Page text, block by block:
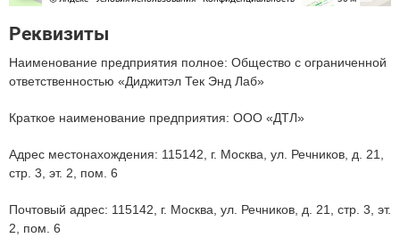
Реквизиты
Наименование предприятия полное: Общество с ограниченной
ответственностью «Диджитэл Тек Энд Лаб»
Краткое наименование предприятия: ООО «ДТЛ»
Адрес местонахождения: 115142, г. Москва, ул. Речников, д. 21,
стр. 3, эт. 2, пом. 6
Почтовый адрес: 115142, г. Москва, ул. Речников, д. 21, стр. 3, эт.
2, пом. 6